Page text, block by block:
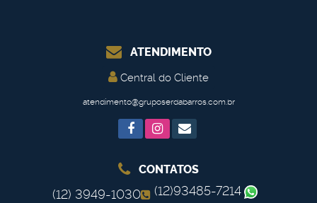
ATENDIMENTO
Central do Cliente
atendimento@gruposerdabarros.com.br
CONTATOS
(12) 3949-1030 (12)93485-7214